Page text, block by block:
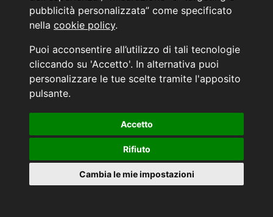
pubblicità personalizzata” come specificato
nella cookie policy.
Puoi acconsentire all’utilizzo di tali tecnologie
cliccando su 'Accetto'. In alternativa puoi
personalizzare le tue scelte tramite l'apposito
pulsante.
Accetto
Rifiuto
Cambia le mie impostazioni
HYUNDAI Tucson 3ª serie
Tucson 1.6 HEV aut. Exellence
Grigio Scu. Met
Automatico